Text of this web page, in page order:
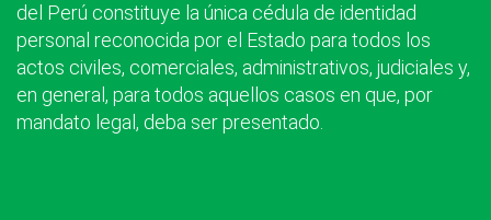
del Perú constituye la única cédula de identidad
personal reconocida por el Estado para todos los
actos civiles, comerciales, administrativos, judiciales y,
en general, para todos aquellos casos en que, por
mandato legal, deba ser presentado.